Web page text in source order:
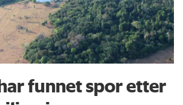
funnet spor etter